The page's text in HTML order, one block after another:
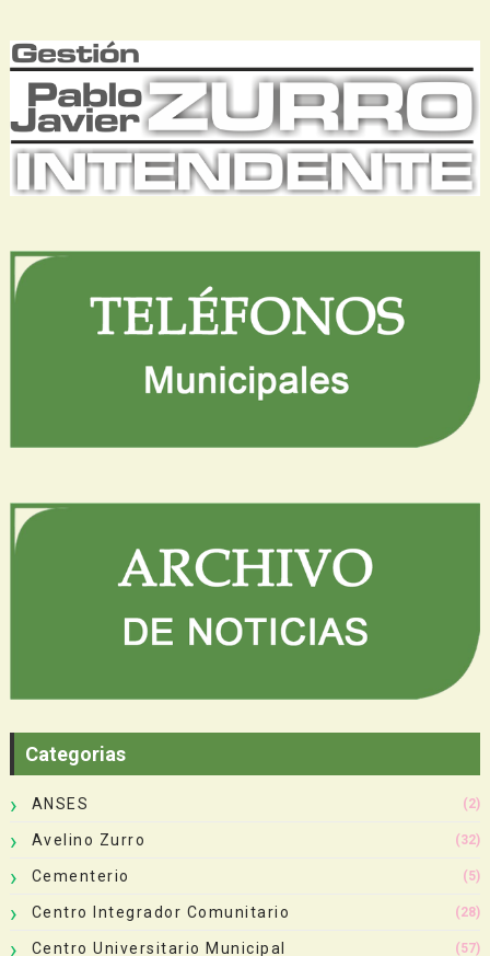
Categorias
ANSES (2)
Avelino Zurro (32)
Cementerio (5)
Centro Integrador Comunitario (28)
Centro Universitario Municipal (57)